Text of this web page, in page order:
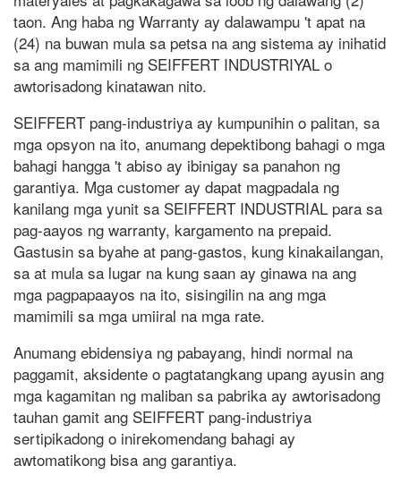
taon. Ang haba ng Warranty ay dalawampu 't apat na
(24) na buwan mula sa petsa na ang sistema ay inihatid
sa ang mamimili ng SEIFFERT INDUSTRIYAL o
awtorisadong kinatawan nito.
SEIFFERT pang-industriya ay kumpunihin o palitan, sa
mga opsyon na ito, anumang depektibong bahagi o mga
bahagi hangga 't abiso ay ibinigay sa panahon ng
garantiya. Mga customer ay dapat magpadala ng
kanilang mga yunit sa SEIFFERT INDUSTRIAL para sa
pag-aayos ng warranty, kargamento na prepaid.
Gastusin sa byahe at pang-gastos, kung kinakailangan,
sa at mula sa lugar na kung saan ay ginawa na ang
mga pagpapaayos na ito, sisingilin na ang mga
mamimili sa mga umiiral na mga rate.
Anumang ebidensiya ng pabayang, hindi normal na
paggamit, aksidente o pagtatangkang upang ayusin ang
mga kagamitan ng maliban sa pabrika ay awtorisadong
tauhan gamit ang SEIFFERT pang-industriya
sertipikadong o inirekomendang bahagi ay
awtomatikong bisa ang garantiya.